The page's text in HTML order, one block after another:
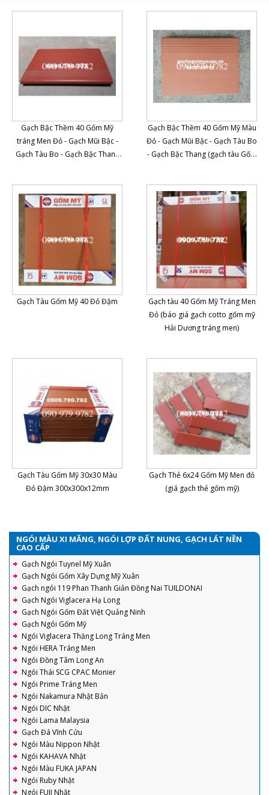
Gạch Bậc Thềm 40 Gốm Mỹ
tráng Men Đỏ - Gạch Mũi Bậc -
Gạch Tàu Bo - Gạch Bậc Thang
Gạch Bậc Thềm 40 Gốm Mỹ Màu
Đỏ - Gạch Mũi Bậc - Gạch Tàu Bo
- Gạch Bậc Thang (gạch tàu Gốm
Gạch Tàu Gốm Mỹ 40 Đỏ Đậm
Gạch tàu 40 Gốm Mỹ Tráng Men
Đỏ (báo giá gạch cotto gốm mỹ
Hải Dương tráng men)
Gạch Tàu Gốm Mỹ 30x30 Màu
Đỏ Đậm 300x300x12mm
Gạch Thẻ 6x24 Gốm Mỹ Men đỏ
(giá gạch thẻ gốm mỹ)
NGÓI MÀU XI MĂNG, NGÓI LỢP ĐẤT NUNG, GẠCH LÁT NỀN
CAO CẤP
Gạch Ngói Tuynel Mỹ Xuân
Gạch Ngói Gốm Xây Dựng Mỹ Xuân
Gạch ngói 119 Phan Thanh Giản Đồng Nai TUILDONAI
Gạch Ngói Viglacera Hạ Long
Gạch Ngói Gốm Đất Việt Quảng Ninh
Gạch Ngói Gốm Mỹ
Ngói Viglacera Thăng Long Tráng Men
Ngói HERA Tráng Men
Ngói Đồng Tâm Long An
Ngói Thái SCG CPAC Monier
Ngói Prime Tráng Men
Ngói Nakamura Nhật Bản
Ngói DIC Nhật
Ngói Lama Malaysia
Gạch Đá Vĩnh Cửu
Ngói Màu Nippon Nhật
Ngói KAHAVA Nhật
Ngói Màu FUKA JAPAN
Ngói Ruby Nhật
Ngói FUJI Nhật